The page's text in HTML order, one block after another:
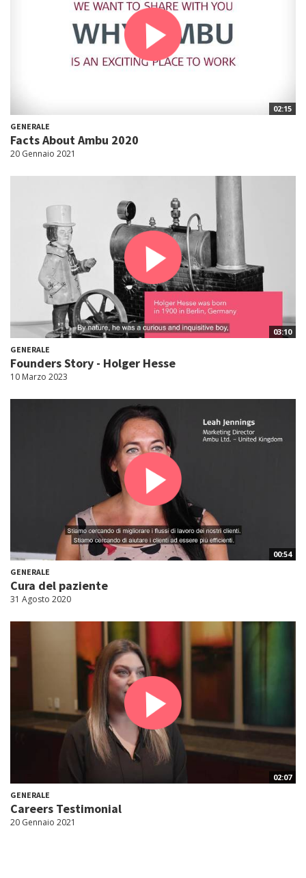
02:15
GENERALE
Facts About Ambu 2020
20 Gennaio 2021
03:10
GENERALE
Founders Story - Holger Hesse
10 Marzo 2023
00:54
GENERALE
Cura del paziente
31 Agosto 2020
02:07
GENERALE
Careers Testimonial
20 Gennaio 2021